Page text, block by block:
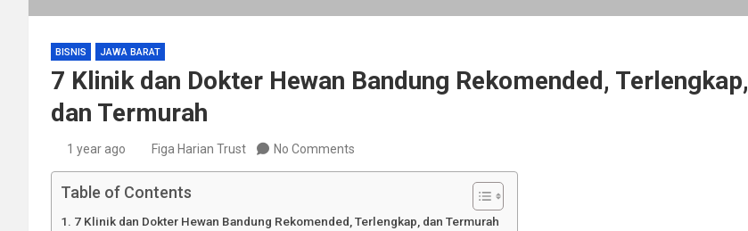
BISNIS JAWA BARAT
7 Klinik dan Dokter Hewan Bandung Rekomended, Terlengkap,
dan Termurah
1 year ago Figa Harian Trust No Comments
Table of Contents
7 Klinik dan Dokter Hewan Bandung Rekomended, Terlengkap, dan Termurah